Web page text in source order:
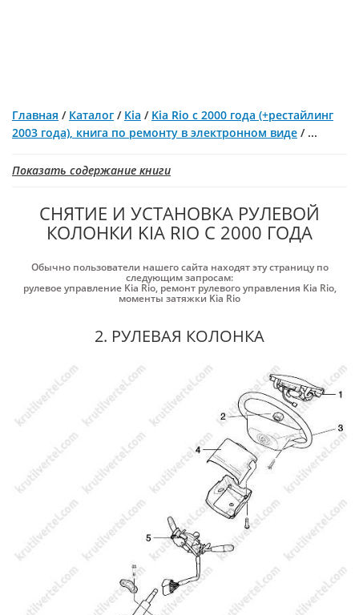
Главная / Каталог / Kia / Kia Rio с 2000 года (+рестайлинг
2003 года), книга по ремонту в электронном виде / ...
Показать содержание книги
СНЯТИЕ И УСТАНОВКА РУЛЕВОЙ
КОЛОНКИ KIA RIO С 2000 ГОДА
Обычно пользователи нашего сайта находят эту страницу по
следующим запросам:
рулевое управление Kia Rio, ремонт рулевого управления Kia Rio,
моменты затяжки Kia Rio
2. РУЛЕВАЯ КОЛОНКА